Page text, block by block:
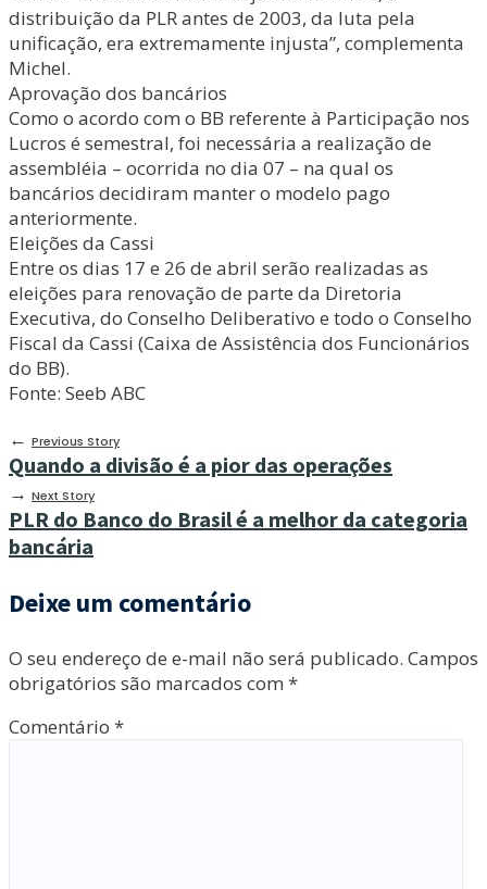
distribuição da PLR antes de 2003, da luta pela
unificação, era extremamente injusta”, complementa
Michel.
Aprovação dos bancários
Como o acordo com o BB referente à Participação nos
Lucros é semestral, foi necessária a realização de
assembléia – ocorrida no dia 07 – na qual os
bancários decidiram manter o modelo pago
anteriormente.
Eleições da Cassi
Entre os dias 17 e 26 de abril serão realizadas as
eleições para renovação de parte da Diretoria
Executiva, do Conselho Deliberativo e todo o Conselho
Fiscal da Cassi (Caixa de Assistência dos Funcionários
do BB).
Fonte: Seeb ABC
← Previous Story
Quando a divisão é a pior das operações
→ Next Story
PLR do Banco do Brasil é a melhor da categoria
bancária
Deixe um comentário
O seu endereço de e-mail não será publicado. Campos
obrigatórios são marcados com *
Comentário *